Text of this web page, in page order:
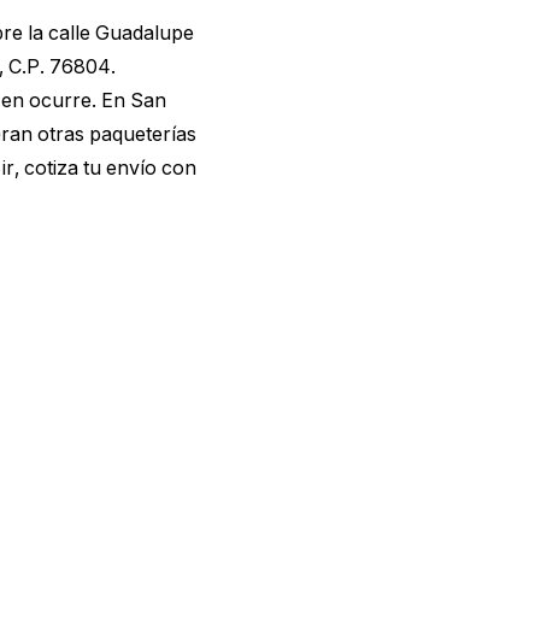
la calle Guadalupe
C.P. 76804.
ocurre. En San
otras paqueterías
cotiza tu envío con